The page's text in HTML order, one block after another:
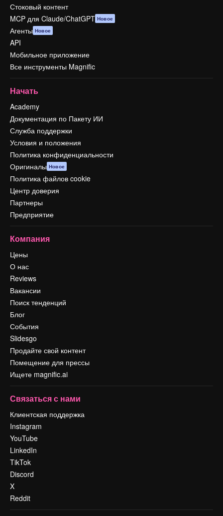
Стоковый контент
MCP для Claude/ChatGPT Новое
Агенты Новое
API
Мобильное приложение
Все инструменты Magnific
Начать
Academy
Документация по Пакету ИИ
Служба поддержки
Условия и положения
Политика конфиденциальности
Оригиналы Новое
Политика файлов cookie
Центр доверия
Партнеры
Предприятие
Компания
Цены
О нас
Reviews
Вакансии
Поиск тенденций
Блог
События
Slidesgo
Продайте свой контент
Помещение для прессы
Ищете magnific.ai
Связаться с нами
Клиентская поддержка
Instagram
YouTube
LinkedIn
TikTok
Discord
X
Reddit